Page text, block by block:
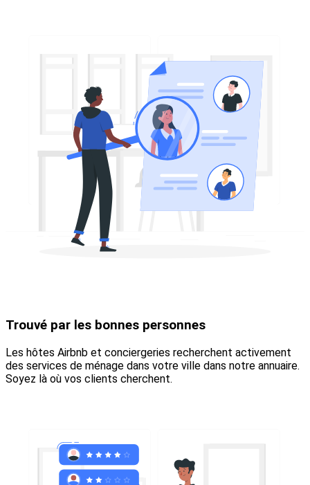
Trouvé par les bonnes personnes
Les hôtes Airbnb et conciergeries recherchent activement
des services de ménage dans votre ville dans notre annuaire.
Soyez là où vos clients cherchent.